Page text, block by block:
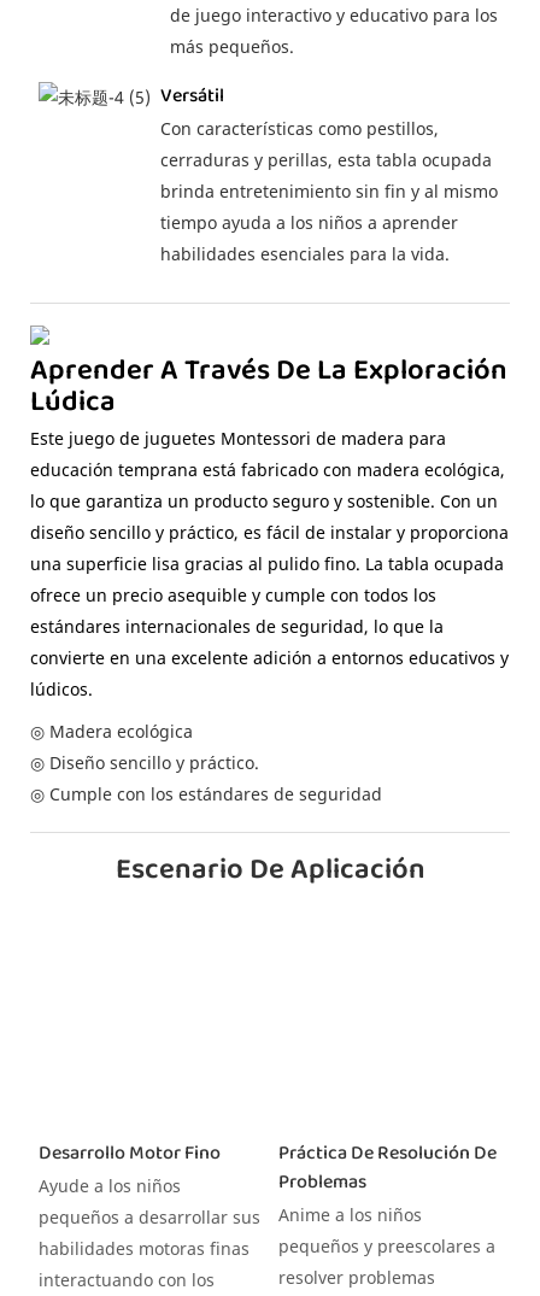
de juego interactivo y educativo para los
más pequeños.
Versátil
Con características como pestillos,
cerraduras y perillas, esta tabla ocupada
brinda entretenimiento sin fin y al mismo
tiempo ayuda a los niños a aprender
habilidades esenciales para la vida.
Aprender A Través De La Exploración
Lúdica
Este juego de juguetes Montessori de madera para
educación temprana está fabricado con madera ecológica,
lo que garantiza un producto seguro y sostenible. Con un
diseño sencillo y práctico, es fácil de instalar y proporciona
una superficie lisa gracias al pulido fino. La tabla ocupada
ofrece un precio asequible y cumple con todos los
estándares internacionales de seguridad, lo que la
convierte en una excelente adición a entornos educativos y
lúdicos.
◎ Madera ecológica
◎ Diseño sencillo y práctico.
◎ Cumple con los estándares de seguridad
Escenario De Aplicación
Desarrollo Motor Fino
Ayude a los niños
pequeños a desarrollar sus
habilidades motoras finas
interactuando con los
Práctica De Resolución De
Problemas
Anime a los niños
pequeños y preescolares a
resolver problemas